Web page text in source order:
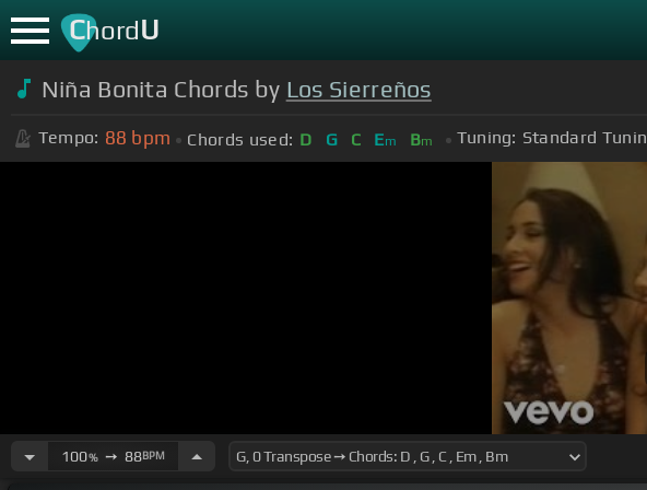
ChordU
Niña Bonita Chords by Los Sierreños
Tempo: 88 bpm Chords used: D G C Em Bm Tuning: Standard
100%➙ 88BPM